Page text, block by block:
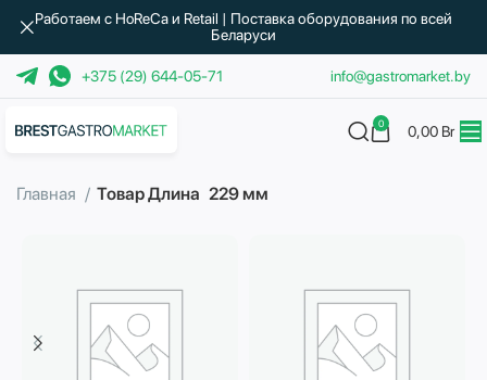
+375 (29) 644-05-71 info@gastromarket.by
0 0,00 Br
Главная Товар Длина 229 мм
Работаем с HoReCa и Retail | Поставка оборудования по всей
Беларуси